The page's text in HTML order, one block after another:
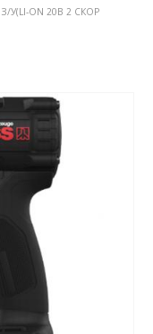
У(LI-ON 20В 2 СКОР